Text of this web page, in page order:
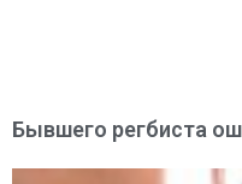
Бывшего регбиста